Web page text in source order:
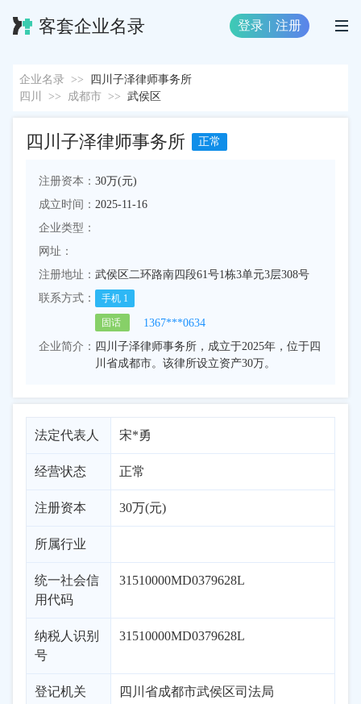
客套企业名录 登录 | 注册
企业名录 >>
四川子泽律师事务所
四川
>> 成都市 >> 武侯区
四川子泽律师事务所 正常
注册资本： 30万(元)
成立时间： 2025-11-16
企业类型：
网址：
注册地址： 武侯区二环路南四段61号1栋3单元3层308号
联系方式：
手机 1
固话
1367***0634
企业简介： 四川子泽律师事务所，成立于2025年，位于四
川省成都市。该律所设立资产30万。
法定代表人 宋*勇
经营状态 正常
注册资本 30万(元)
所属行业
统一社会信
用代码
31510000MD0379628L
纳税人识别
号
31510000MD0379628L
登记机关 四川省成都市武侯区司法局